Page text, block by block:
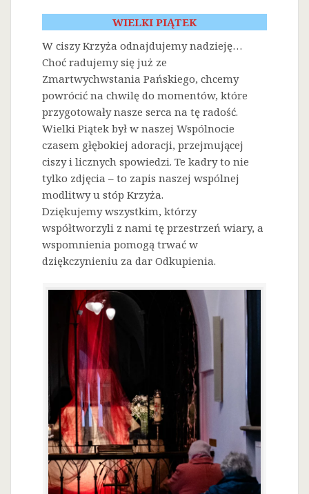
WIELKI PIĄTEK
W ciszy Krzyża odnajdujemy nadzieję…
Choć radujemy się już ze
Zmartwychwstania Pańskiego, chcemy
powrócić na chwilę do momentów, które
przygotowały nasze serca na tę radość.
Wielki Piątek był w naszej Wspólnocie
czasem głębokiej adoracji, przejmującej
ciszy i licznych spowiedzi. Te kadry to nie
tylko zdjęcia – to zapis naszej wspólnej
modlitwy u stóp Krzyża.
Dziękujemy wszystkim, którzy
współtworzyli z nami tę przestrzeń wiary, a
wspomnienia pomogą trwać w
dziękczynieniu za dar Odkupienia.